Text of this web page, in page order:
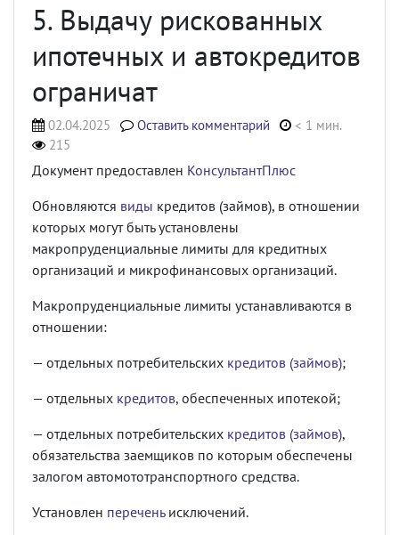
5. Выдачу рискованных
ипотечных и автокредитов
ограничат
02.04.2025 Оставить комментарий
< 1 мин.
215
Документ предоставлен КонсультантПлюс
Обновляются виды кредитов (займов), в отношении
которых могут быть установлены
макропруденциальные лимиты для кредитных
организаций и микрофинансовых организаций.
Макропруденциальные лимиты устанавливаются в
отношении:
— отдельных потребительских кредитов (займов);
— отдельных кредитов, обеспеченных ипотекой;
— отдельных потребительских кредитов (займов),
обязательства заемщиков по которым обеспечены
залогом автомототранспортного средства.
Установлен переченьисключений.